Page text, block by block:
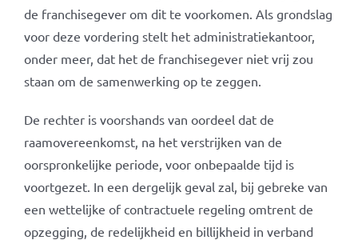
de franchisegever om dit te voorkomen. Als grondslag
voor deze vordering stelt het administratiekantoor,
onder meer, dat het de franchisegever niet vrij zou
staan om de samenwerking op te zeggen.
De rechter is voorshands van oordeel dat de
raamovereenkomst, na het verstrijken van de
oorspronkelijke periode, voor onbepaalde tijd is
voortgezet. In een dergelijk geval zal, bij gebreke van
een wettelijke of contractuele regeling omtrent de
opzegging, de redelijkheid en billijkheid in verband